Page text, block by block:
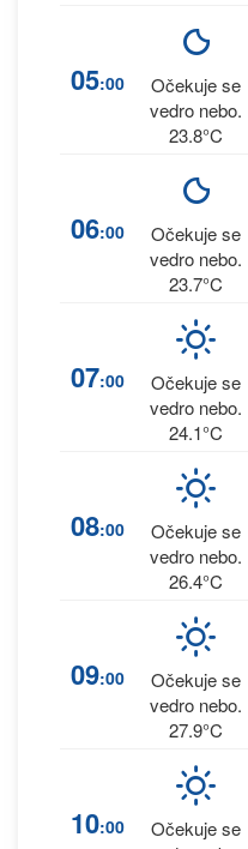
05:00
Očekuje se
vedro nebo.
23.8°C
06:00
Očekuje se
vedro nebo.
23.7°C
07:00
Očekuje se
vedro nebo.
24.1°C
08:00
Očekuje se
vedro nebo.
26.4°C
09:00
Očekuje se
vedro nebo.
27.9°C
10:00
Očekuje se